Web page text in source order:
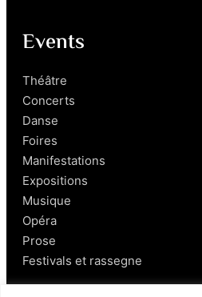
Events
Théâtre
Concerts
Danse
Foires
Manifestations
Expositions
Musique
Opéra
Prose
Festivals et rassegne